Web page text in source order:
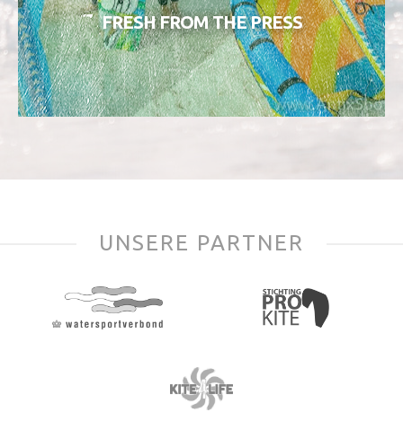
FRESH FROM THE PRESS
UNSERE PARTNER